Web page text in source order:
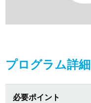
プログラム詳細
必要ポイント